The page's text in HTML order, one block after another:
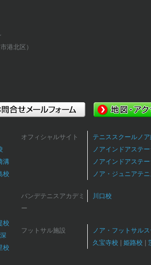
港北区）
溝
校
校
校
オフィシャルサイト
テニススクールノ
ノアインドアステ
ノアインドアステ
ノア・ジュニアテ
バンデテニスアカデミ
ー
川口校
フットサル施設
ノア・フットサル
久宝寺校
姫路校